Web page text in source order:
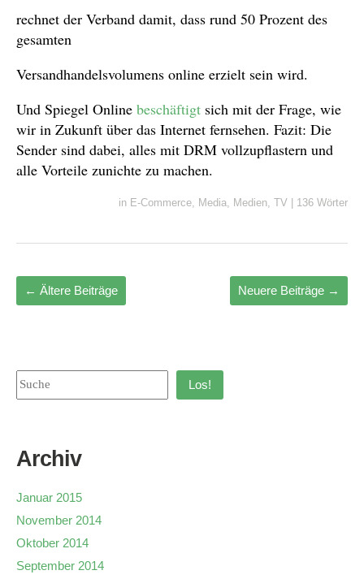
rechnet der Verband damit, dass rund 50 Prozent des
gesamten
Versandhandelsvolumens online erzielt sein wird.
Und Spiegel Online beschäftigt sich mit der Frage, wie
wir in Zukunft über das Internet fernsehen. Fazit: Die
Sender sind dabei, alles mit DRM vollzupflastern und
alle Vorteile zunichte zu machen.
in E-Commerce Media Medien TV 136 Wörter
← Ältere Beiträge Neuere Beiträge →
Los!
Archiv
Januar 2015
November 2014
Oktober 2014
September 2014